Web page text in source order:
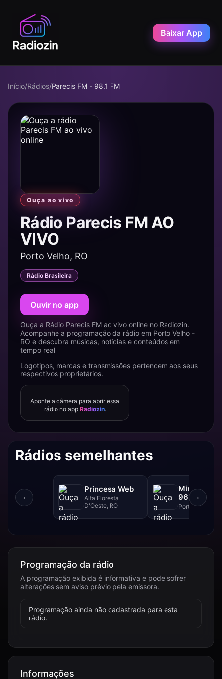
Baixar App
Início/Rádios/Parecis FM - 98.1 FM
Ouça ao vivo
Rádio Parecis FM AO
VIVO
Porto Velho, RO
Rádio Brasileira
Ouvir no app
Ouça a Rádio Parecis FM ao vivo online no Radiozin.
Acompanhe a programação da rádio em Porto Velho -
RO e descubra músicas, notícias e conteúdos em
tempo real.
Logotipos, marcas e transmissões pertencem aos seus
respectivos proprietários.
Aponte a câmera para abrir essa
rádio no app Radiozin.
Rádios semelhantes
‹
Princesa Web
Alta Floresta
D'Oeste, RO
Mineira FM
96.9 FM
Porto Velho, RO
›
Programação da rádio
A programação exibida é informativa e pode sofrer
alterações sem aviso prévio pela emissora.
Programação ainda não cadastrada para esta
rádio.
Informações